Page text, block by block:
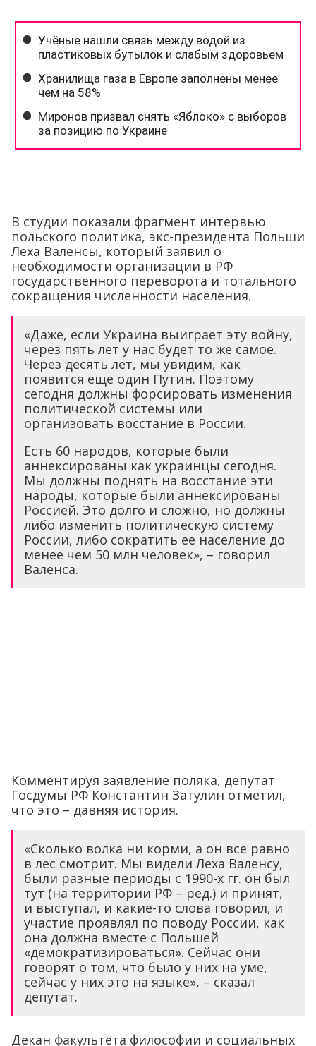
В студии показали фрагмент интервью
польского политика, экс-президента Польши
Леха Валенсы, который заявил о
необходимости организации в РФ
государственного переворота и тотального
сокращения численности населения.
«Даже, если Украина выиграет эту войну,
через пять лет у нас будет то же самое.
Через десять лет, мы увидим, как
появится еще один Путин. Поэтому
сегодня должны форсировать изменения
политической системы или
организовать восстание в России.
Есть 60 народов, которые были
аннексированы как украинцы сегодня.
Мы должны поднять на восстание эти
народы, которые были аннексированы
Россией. Это долго и сложно, но должны
либо изменить политическую систему
России, либо сократить ее население до
менее чем 50 млн человек», – говорил
Валенса.
Комментируя заявление поляка, депутат
Госдумы РФ Константин Затулин отметил,
что это – давняя история.
«Сколько волка ни корми, а он все равно
в лес смотрит. Мы видели Леха Валенсу,
были разные периоды с 1990-х гг. он был
тут (на территории РФ – ред.) и принят,
и выступал, и какие-то слова говорил, и
участие проявлял по поводу России, как
она должна вместе с Польшей
«демократизироваться». Сейчас они
говорят о том, что было у них на уме,
сейчас у них это на языке», – сказал
депутат.
Декан факультета философии и социальных